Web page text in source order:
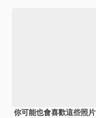
你可能也會喜歡這些照片